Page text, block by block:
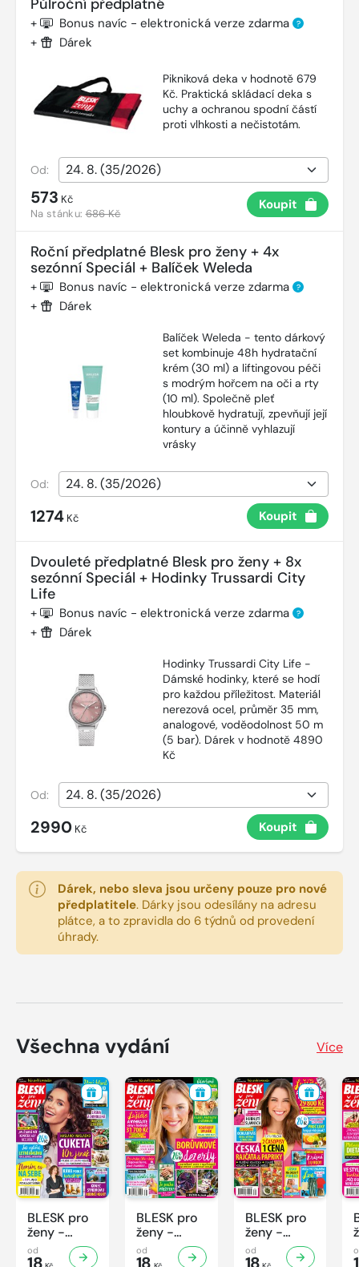
Půlroční předplatné
+ Bonus navíc - elektronická verze zdarma ?
+ Dárek
Pikniková deka v hodnotě 679
Kč. Praktická skládací deka s
uchy a ochranou spodní částí
proti vlhkosti a nečistotám.
Od:
573 Kč
Na stánku:686 Kč
Koupit
Roční předplatné Blesk pro ženy + 4x
sezónní Speciál + Balíček Weleda
+ Bonus navíc - elektronická verze zdarma ?
+ Dárek
Balíček Weleda - tento dárkový
set kombinuje 48h hydratační
krém (30 ml) a liftingovou péči
s modrým hořcem na oči a rty
(10 ml). Společně pleť
hloubkově hydratují, zpevňují její
kontury a účinně vyhlazují
vrásky
Od:
1274 Kč Koupit
Dvouleté předplatné Blesk pro ženy + 8x
sezónní Speciál + Hodinky Trussardi City
Life
+ Bonus navíc - elektronická verze zdarma ?
+ Dárek
Hodinky Trussardi City Life -
Dámské hodinky, které se hodí
pro každou příležitost. Materiál
nerezová ocel, průměr 35 mm,
analogové, voděodolnost 50 m
(5 bar). Dárek v hodnotě 4890
Kč
Od:
2990 Kč Koupit
Dárek, nebo sleva jsou určeny pouze pro nové
předplatitele. Dárky jsou odesílány na adresu
plátce, a to zpravidla do 6 týdnů od provedení
úhrady.
Všechna vydání Více
BLESK pro
ženy -
32/2026
od
18
BLESK pro
ženy -
31/2026
od
18
BLESK pro
ženy -
30/2026
od
18